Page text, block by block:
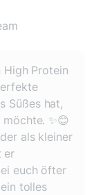
High Protein
Süßes hat,
✨😊
als kleiner
er
euch öfter
tolles